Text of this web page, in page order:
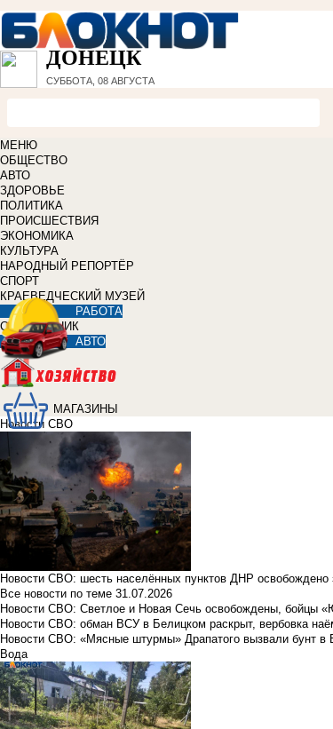
ДОНЕЦК
СУББОТА, 08 АВГУСТА
МЕНЮ
ОБЩЕСТВО
АВТО
ЗДОРОВЬЕ
ПОЛИТИКА
ПРОИСШЕСТВИЯ
ЭКОНОМИКА
КУЛЬТУРА
НАРОДНЫЙ РЕПОРТЁР
СПОРТ
КРАЕВЕДЧЕСКИЙ МУЗЕЙ
РАБОТА
СПРАВОЧНИК
АВТО
МАГАЗИНЫ
Новости СВО
Новости СВО: шесть населённых пунктов ДНР
Все новости по теме 31.07.2026
Новости СВО: Светлое и Новая Сечь освобождены, бойцы
Новости СВО: обман ВСУ в Белицком раскрыт, вербовка
Новости СВО: «Мясные штурмы» Драпатого вызвали бунт
Вода